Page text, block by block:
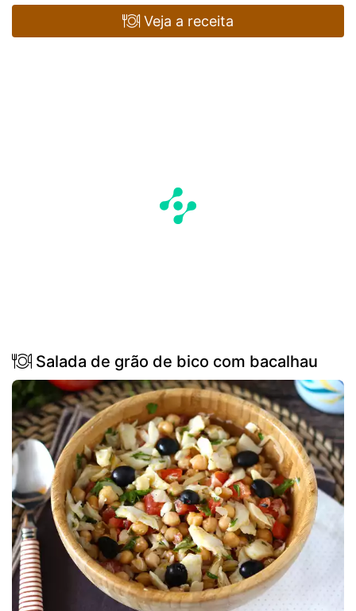
Veja a receita
Salada de grão de bico com bacalhau